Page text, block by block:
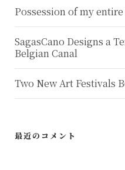
Possession of my
SagasCano Designs a
Belgian Canal
Two New Art Festivals
最近のコメント